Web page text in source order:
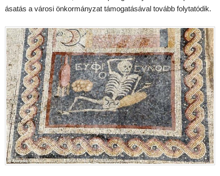
ásatás a városi önkormányzat támogatásával tovább folytatódik.